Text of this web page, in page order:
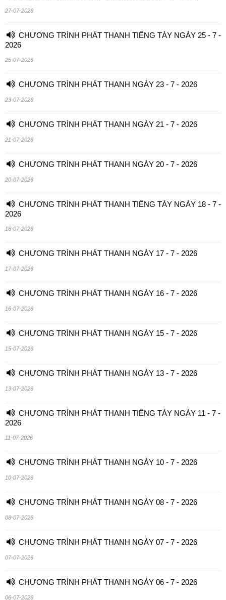
27-07-2026
CHƯƠNG TRÌNH PHÁT THANH TIẾNG TÀY NGÀY 25 - 7 -
2026
25-07-2026
CHƯƠNG TRÌNH PHÁT THANH NGÀY 23 - 7 - 2026
23-07-2026
CHƯƠNG TRÌNH PHÁT THANH NGÀY 21 - 7 - 2026
21-07-2026
CHƯƠNG TRÌNH PHÁT THANH NGÀY 20 - 7 - 2026
20-07-2026
CHƯƠNG TRÌNH PHÁT THANH TIẾNG TÀY NGÀY 18 - 7 -
2026
18-07-2026
CHƯƠNG TRÌNH PHÁT THANH NGÀY 17 - 7 - 2026
17-07-2026
CHƯƠNG TRÌNH PHÁT THANH NGÀY 16 - 7 - 2026
16-07-2026
CHƯƠNG TRÌNH PHÁT THANH NGÀY 15 - 7 - 2026
15-07-2026
CHƯƠNG TRÌNH PHÁT THANH NGÀY 13 - 7 - 2026
13-07-2026
CHƯƠNG TRÌNH PHÁT THANH TIẾNG TÀY NGÀY 11 - 7 -
2026
11-07-2026
CHƯƠNG TRÌNH PHÁT THANH NGÀY 10 - 7 - 2026
10-07-2026
CHƯƠNG TRÌNH PHÁT THANH NGÀY 08 - 7 - 2026
08-07-2026
CHƯƠNG TRÌNH PHÁT THANH NGÀY 07 - 7 - 2026
07-07-2026
CHƯƠNG TRÌNH PHÁT THANH NGÀY 06 - 7 - 2026
06-07-2026